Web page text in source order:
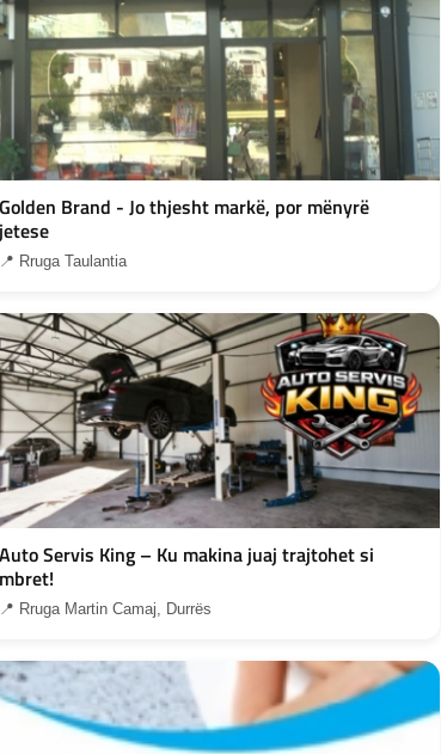
Golden Brand - Jo thjesht markë, por mënyrë
jetese
📍 Rruga Taulantia
Auto Servis King – Ku makina juaj trajtohet si
mbret!
📍 Rruga Martin Camaj, Durrës